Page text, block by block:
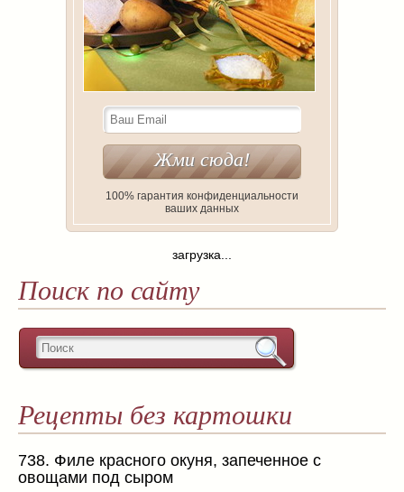
100% гарантия конфиденциальности
ваших данных
загрузка...
Поиск по сайту
Рецепты без картошки
738. Филе красного окуня, запеченное с
овощами под сыром